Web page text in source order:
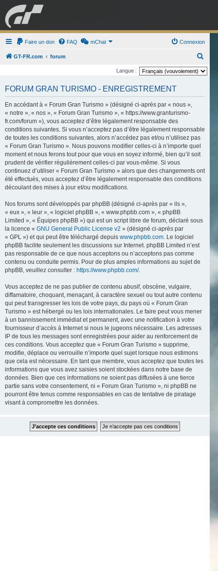
GRAN TURISMO FORUM
BOUTIQUE
Faire un don FAQ mChat Connexion
GT-FR.com forum
e
Langue :
FORUM GRAN TURISMO - ENREGISTREMENT
En accédant à « Forum Gran Turismo » (désigné ci-après par « nous »,
« notre », « nos », « Forum Gran Turismo », « https://www.granturismo-
fr.com/forum »), vous acceptez d’être légalement responsable des
conditions suivantes. Si vous n’acceptez pas d’être légalement responsable
de toutes les conditions suivantes, alors n’accédez pas et/ou n’utilisez pas
« Forum Gran Turismo ». Nous pouvons modifier celles-ci à n’importe quel
moment et nous ferons tout pour que vous en soyez informé, bien qu’il soit
prudent de vérifier régulièrement celles-ci par vous-même. Si vous
continuez d’utiliser « Forum Gran Turismo » alors que des changements ont
été effectués, vous acceptez d’être légalement responsable des conditions
découlant des mises à jour et/ou modifications.
Nos forums sont développés par phpBB (désigné ci-après par « ils »,
« eux », « leur », « logiciel phpBB », « www.phpbb.com », « phpBB
Limited », « Équipes phpBB ») qui est un script libre de forum, déclaré sous
la licence « GNU General Public License v2 » (désigné ci-après par
« GPL ») et qui peut être téléchargé depuis www.phpbb.com. Le logiciel
phpBB facilite seulement les discussions sur Internet. phpBB Limited n’est
pas responsable de ce que nous acceptons ou n’acceptons pas comme
contenu ou conduite permis. Pour de plus amples informations au sujet de
phpBB, veuillez consulter : https://www.phpbb.com/.
Vous acceptez de ne pas publier de contenu abusif, obscène, vulgaire,
diffamatoire, choquant, menaçant, à caractère sexuel ou tout autre contenu
qui peut transgresser les lois de votre pays, du pays où « Forum Gran
Turismo » est hébergé ou les lois internationales. Le faire peut vous mener
à un bannissement immédiat et permanent, avec une notification à votre
fournisseur d’accès à Internet si nous le jugeons nécessaire. Les adresses
IP de tous les messages sont enregistrées pour aider au renforcement de
ces conditions. Vous acceptez que « Forum Gran Turismo » supprime,
modifie, déplace ou verrouille n’importe quel sujet lorsque nous estimons
que cela est nécessaire. En tant que membre, vous acceptez que toutes les
informations que vous avez saisies soient stockées dans notre base de
données. Bien que ces informations ne soient pas diffusées à une tierce
partie sans votre consentement, ni « Forum Gran Turismo », ni phpBB ne
pourront être tenus comme responsables en cas de tentative de piratage
visant à compromettre les données.